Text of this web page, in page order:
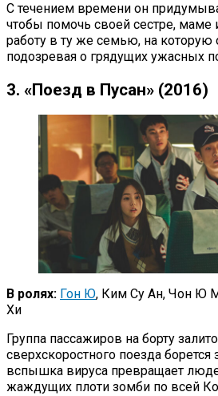
С течением времени он
чтобы помочь своей сестре, маме
работу в ту же семью, на которую
подозревая о грядущих ужасных
3. «Поезд в Пусан» (2016)
В ролях: Гон Ю, Ким Су Ан, Чон Ю
Хи
Группа пассажиров на борту
сверхскоростного поезда
вспышка вируса превращает
жаждущих плоти зомби по всей